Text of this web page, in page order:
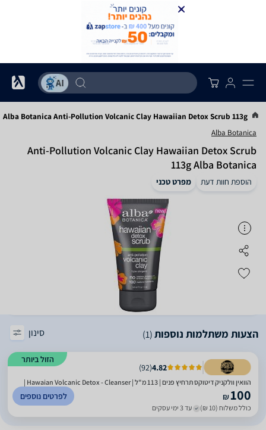
Alba Botanica Anti-Pollution Volcanic Clay Hawaiian Detox Scrub 113g
Alba Botanica
Anti-Pollution Volcanic Clay Hawaiian Detox Scrub
113g Alba Botanica
הוספת חוות דעת מפרט טכני
הצעות משתלמות נוספות(1) סינון
הזול ביותר
4.82
(
92
)
הוואין וולקניק דיטוקס תרחיץ פנים | 113 מ"ל | Hawaian Volcanic Detox - Cleanser |
₪100
כולל משלוח (10 ₪) עד 3 ימי עסקים
לפרטים נוספים